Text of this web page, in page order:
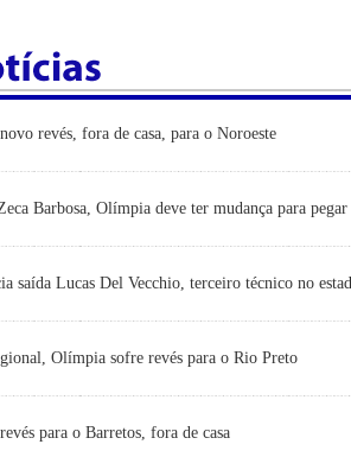
revés, fora de casa, para o Noroeste
Barbosa, Olímpia deve ter mudança para pegar
saída Lucas Del Vecchio, terceiro técnico no
Olímpia sofre revés para o Rio Preto
para o Barretos, fora de casa